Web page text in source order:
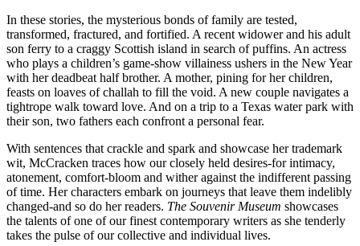
In these stories, the mysterious bonds of family are tested,
transformed, fractured, and fortified. A recent widower and his adult
son ferry to a craggy Scottish island in search of puffins. An actress
who plays a children’s game-show villainess ushers in the New Year
with her deadbeat half brother. A mother, pining for her children,
feasts on loaves of challah to fill the void. A new couple navigates a
tightrope walk toward love. And on a trip to a Texas water park with
their son, two fathers each confront a personal fear.
With sentences that crackle and spark and showcase her trademark
wit, McCracken traces how our closely held desires-for intimacy,
atonement, comfort-bloom and wither against the indifferent passing
of time. Her characters embark on journeys that leave them indelibly
changed-and so do her readers. The Souvenir Museum showcases
the talents of one of our finest contemporary writers as she tenderly
takes the pulse of our collective and individual lives.